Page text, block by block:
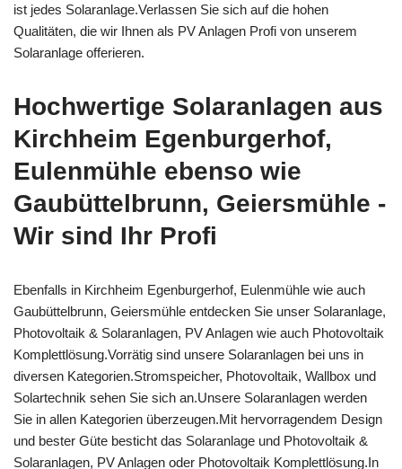
ist jedes Solaranlage.Verlassen Sie sich auf die hohen
Qualitäten, die wir Ihnen als PV Anlagen Profi von unserem
Solaranlage offerieren.
Hochwertige Solaranlagen aus
Kirchheim Egenburgerhof,
Eulenmühle ebenso wie
Gaubüttelbrunn, Geiersmühle -
Wir sind Ihr Profi
Ebenfalls in Kirchheim Egenburgerhof, Eulenmühle wie auch
Gaubüttelbrunn, Geiersmühle entdecken Sie unser Solaranlage,
Photovoltaik & Solaranlagen, PV Anlagen wie auch Photovoltaik
Komplettlösung.Vorrätig sind unsere Solaranlagen bei uns in
diversen Kategorien.Stromspeicher, Photovoltaik, Wallbox und
Solartechnik sehen Sie sich an.Unsere Solaranlagen werden
Sie in allen Kategorien überzeugen.Mit hervorragendem Design
und bester Güte besticht das Solaranlage und Photovoltaik &
Solaranlagen, PV Anlagen oder Photovoltaik Komplettlösung.In